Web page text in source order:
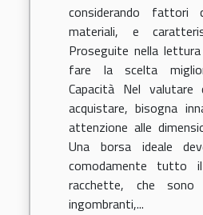
considerando fattori
materiali, e
Proseguite nella
fare la scelta
Capacità Nel valutare
acquistare, bisogna
attenzione alle
Una borsa ideale
comodamente tutto il
racchette, che
ingombranti,...